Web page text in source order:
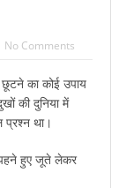
No Comments
का कोई उपाय
की दुनिया में
प्रश्न था।
हुए जूते लेकर